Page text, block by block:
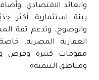
والعائد الاقتصادي.
بيئة استثمارية أكثر
والوضوح، وتدعم ثقة
العقارية المصرية،
مقومات كبيرة وفرص
ومناطق التنمية».